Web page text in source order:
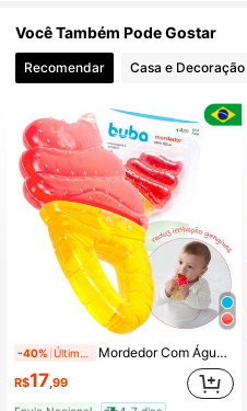
4,85
4,85
4,85
Você Também Pode Gostar
Recomendar Casa e Decoração
-40% Mordedor Com Água Massageador De Gengiva Sorvete Buba
R$17,99